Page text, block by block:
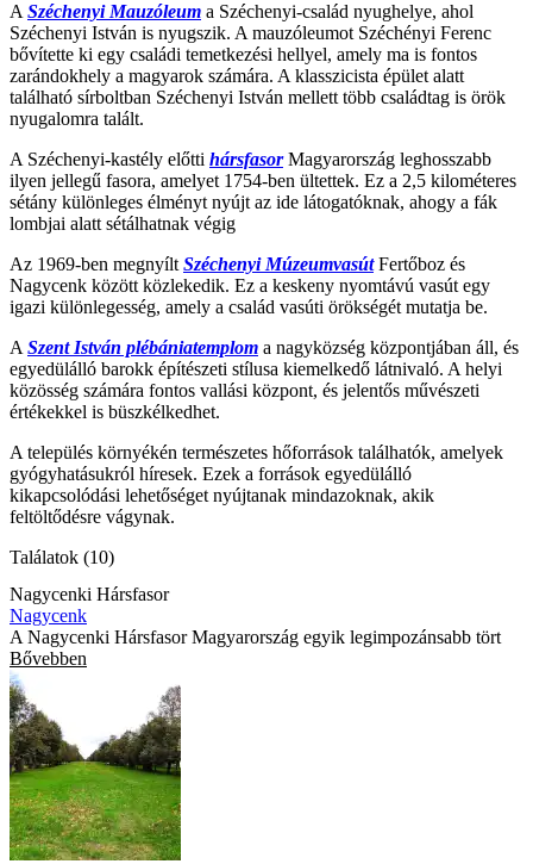
A Széchenyi Mauzóleum a Széchenyi-család nyughelye, ahol
Széchenyi István is nyugszik. A mauzóleumot Széchényi Ferenc
bővítette ki egy családi temetkezési hellyel, amely ma is fontos
zarándokhely a magyarok számára. A klasszicista épület alatt
található sírboltban Széchenyi István mellett több családtag is örök
nyugalomra talált​.
A Széchenyi-kastély előtti hársfasorMagyarország leghosszabb
ilyen jellegű fasora, amelyet 1754-ben ültettek. Ez a 2,5 kilométeres
sétány különleges élményt nyújt az ide látogatóknak, ahogy a fák
lombjai alatt sétálhatnak végig​
Az 1969-ben megnyílt Széchenyi MúzeumvasútFertőboz és
Nagycenk között közlekedik. Ez a keskeny nyomtávú vasút egy
igazi különlegesség, amely a család vasúti örökségét mutatja be.
A Szent István plébániatemplom a nagyközség központjában áll, és
egyedülálló barokk építészeti stílusa kiemelkedő látnivaló. A helyi
közösség számára fontos vallási központ, és jelentős művészeti
értékekkel is büszkélkedhet.
A település környékén természetes hőforrások találhatók, amelyek
gyógyhatásukról híresek. Ezek a források egyedülálló
kikapcsolódási lehetőséget nyújtanak mindazoknak, akik
feltöltődésre vágynak.
Találatok (10)
Nagycenki Hársfasor
Nagycenk
A Nagycenki Hársfasor Magyarország egyik legimpozánsabb tört
Bővebben